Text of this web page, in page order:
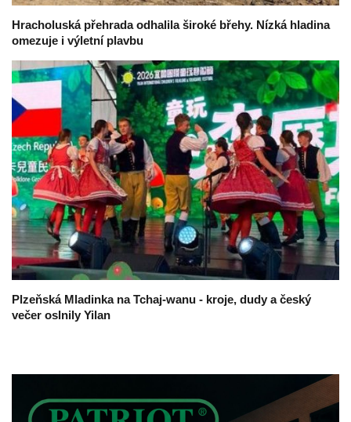
Hracholuská přehrada odhalila široké břehy. Nízká hladina
omezuje i výletní plavbu
Plzeňská Mladinka na Tchaj-wanu - kroje, dudy a český
večer oslnily Yilan